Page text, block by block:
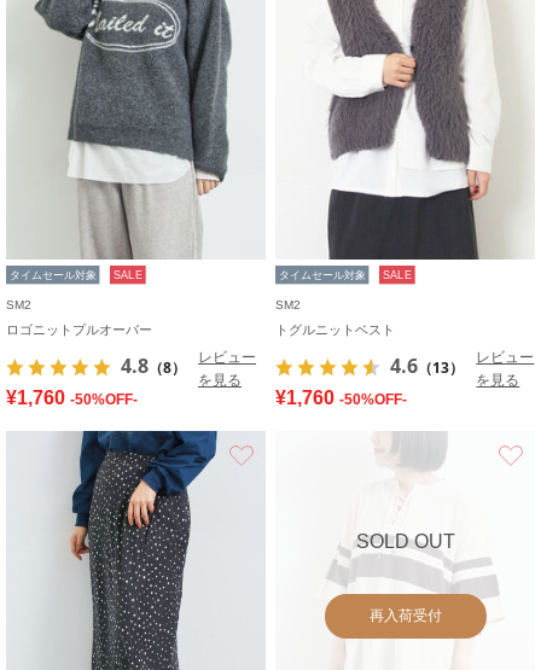
タイムセール対象 SALE
SM2
ロゴニットプルオーバー
4.8 （8）
レビュー
を見る
¥1,760 -50%OFF-
タイムセール対象 SALE
SM2
トグルニットベスト
4.6 （13）
レビュー
を見る
¥1,760 -50%OFF-
SOLD OUT
再入荷受付